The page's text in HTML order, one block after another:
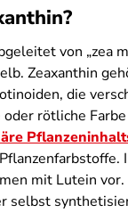
von „zea
Zeaxanthin
die
rötliche
mit Lutein
selbst